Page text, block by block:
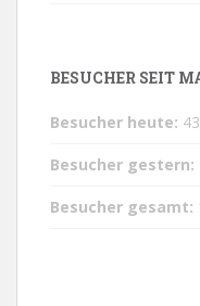
BESUCHER SEIT
Besucher heute: 43
Besucher gestern:
Besucher gesamt: